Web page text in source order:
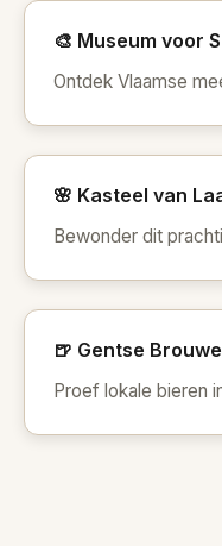
🎨 Museum voor
Ontdek Vlaamse
🌸 Kasteel van
Bewonder dit
🍺 Gentse
Proef lokale bieren